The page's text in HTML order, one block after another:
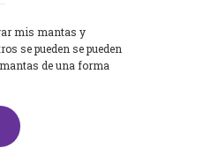
mis mantas y
se pueden se pueden
de una forma